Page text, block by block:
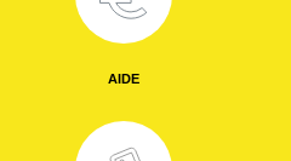
AIDE